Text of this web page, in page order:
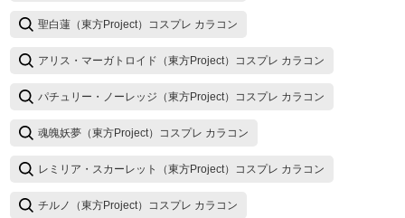
聖白蓮（東方Project）コスプレ カラコン
アリス・マーガトロイド（東方Project）コスプレ カラコン
パチュリー・ノーレッジ（東方Project）コスプレ カラコン
魂魄妖夢（東方Project）コスプレ カラコン
レミリア・スカーレット（東方Project）コスプレ カラコン
チルノ（東方Project）コスプレ カラコン